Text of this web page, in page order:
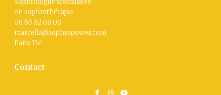
Sophrologue spécialisée
en sophrothérapie
06 60 62 08 00
marcella@sophropower.com
Paris 15e
Contact